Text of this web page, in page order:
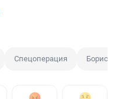
Спецоперация Борис